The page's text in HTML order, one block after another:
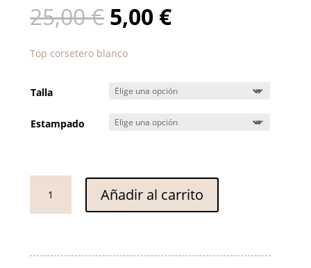
25,00€ El
precio
original
era:
25,00 €.
5,00 €El
precio
5,00 €.
Top corsetero blanco
Talla
Estampado
corsetero
blanco
Añadir al carrito